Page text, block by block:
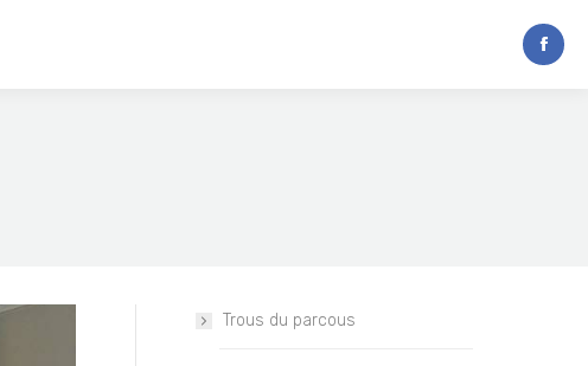
Trous du parcous